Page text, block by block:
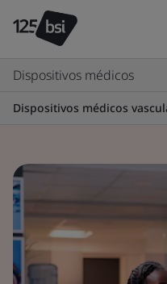
Dispositivos médicos
Dispositivos médicos